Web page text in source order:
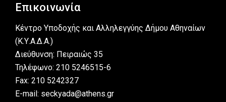
Επικοινωνία
Κέντρο Υποδοχής και Αλληλεγγύης Δήμου Αθηναίων
(Κ.Υ.Α.Δ.Α.)
Διεύθυνση: Πειραιώς 35
Τηλέφωνο: 210 5246515-6
Fax: 210 5242327
E-mail: seckyada@athens.gr